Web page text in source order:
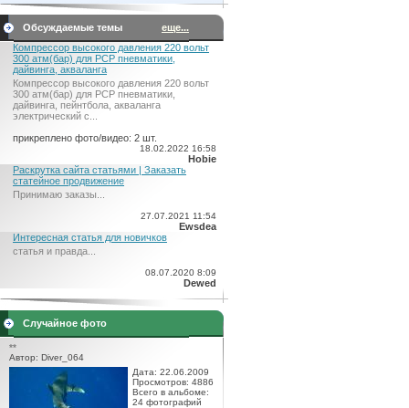
Обсуждаемые темы
еще...
Компрессор высокого давления 220 вольт
300 атм(бар) для PCP пневматики,
дайвинга, акваланга
Компрессор высокого давления 220 вольт
300 атм(бар) для PCP пневматики,
дайвинга, пейнтбола, акваланга
электрический c...
прикреплено фото/видео: 2 шт.
18.02.2022 16:58
Hobie
Раскрутка сайта статьями | Заказать
статейное продвижение
Принимаю заказы...
27.07.2021 11:54
Ewsdea
Интересная статья для новичков
статья и правда...
08.07.2020 8:09
Dewed
Случайное фото
**
Автор: Diver_064
Дата: 22.06.2009
Просмотров: 4886
Всего в альбоме:
24 фотографий